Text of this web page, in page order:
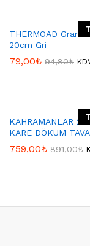
THERMOAD Granit
20cm Gri
79,00₺ 94,80₺
KAHRAMANLAR
KARE DÖKÜM
759,00₺ 891,00₺